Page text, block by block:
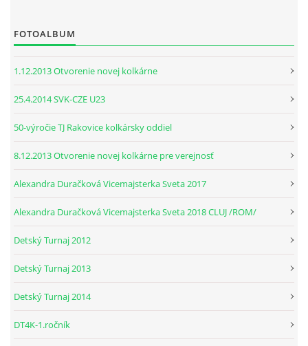
DIČ: 2023718323
SK51 0900 0000 0002 8093 8342
© 2026 eStránky.sk
FOTOALBUM
1.12.2013 Otvorenie novej kolkárne
25.4.2014 SVK-CZE U23
50-výročie TJ Rakovice kolkársky oddiel
8.12.2013 Otvorenie novej kolkárne pre verejnosť
Alexandra Duračková Vicemajsterka Sveta 2017
Alexandra Duračková Vicemajsterka Sveta 2018 CLUJ /ROM/
Detský Turnaj 2012
Detský Turnaj 2013
Detský Turnaj 2014
DT4K-1.ročník